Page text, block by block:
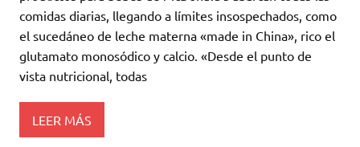
comidas diarias, llegando a límites insospechados, como
el sucedáneo de leche materna «made in China», rico el
glutamato monosódico y calcio. «Desde el punto de
vista nutricional, todas
LEER MÁS